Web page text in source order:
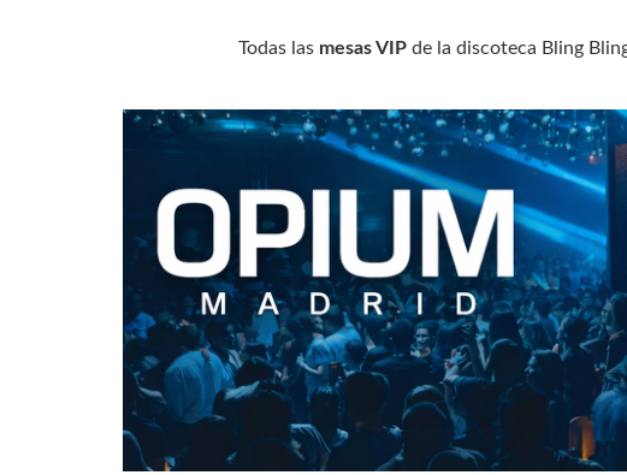
Todas las mesas VIPde la discoteca Bling